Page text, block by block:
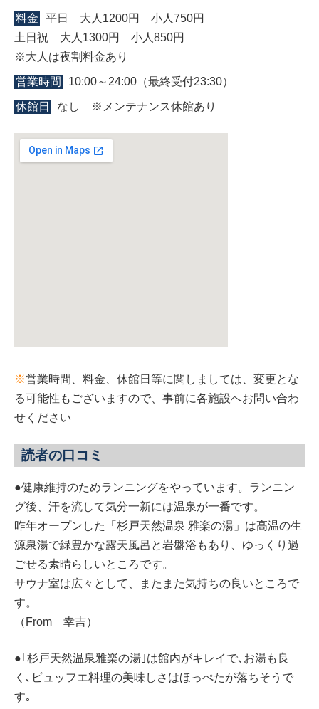
料金
平日 大人1200円 小人750円
土日祝 大人1300円 小人850円
※大人は夜割料金あり
営業時間 10:00～24:00（最終受付23:30）
休館日 なし ※メンテナンス休館あり
※営業時間、料金、休館日等に関しましては、変更とな
る可能性もございますので、事前に各施設へお問い合わ
せください
読者の口コミ
●健康維持のためランニングをやっています。ランニン
グ後、汗を流して気分一新には温泉が一番です。
昨年オープンした「杉戸天然温泉 雅楽の湯」は高温の生
源泉湯で緑豊かな露天風呂と岩盤浴もあり、ゆっくり過
ごせる素晴らしいところです。
サウナ室は広々として、またまた気持ちの良いところで
す。
（From 幸吉）
●｢杉戸天然温泉雅楽の湯｣は館内がキレイで､お湯も良
く､ビュッフエ料理の美味しさはほっぺたが落ちそうで
す｡